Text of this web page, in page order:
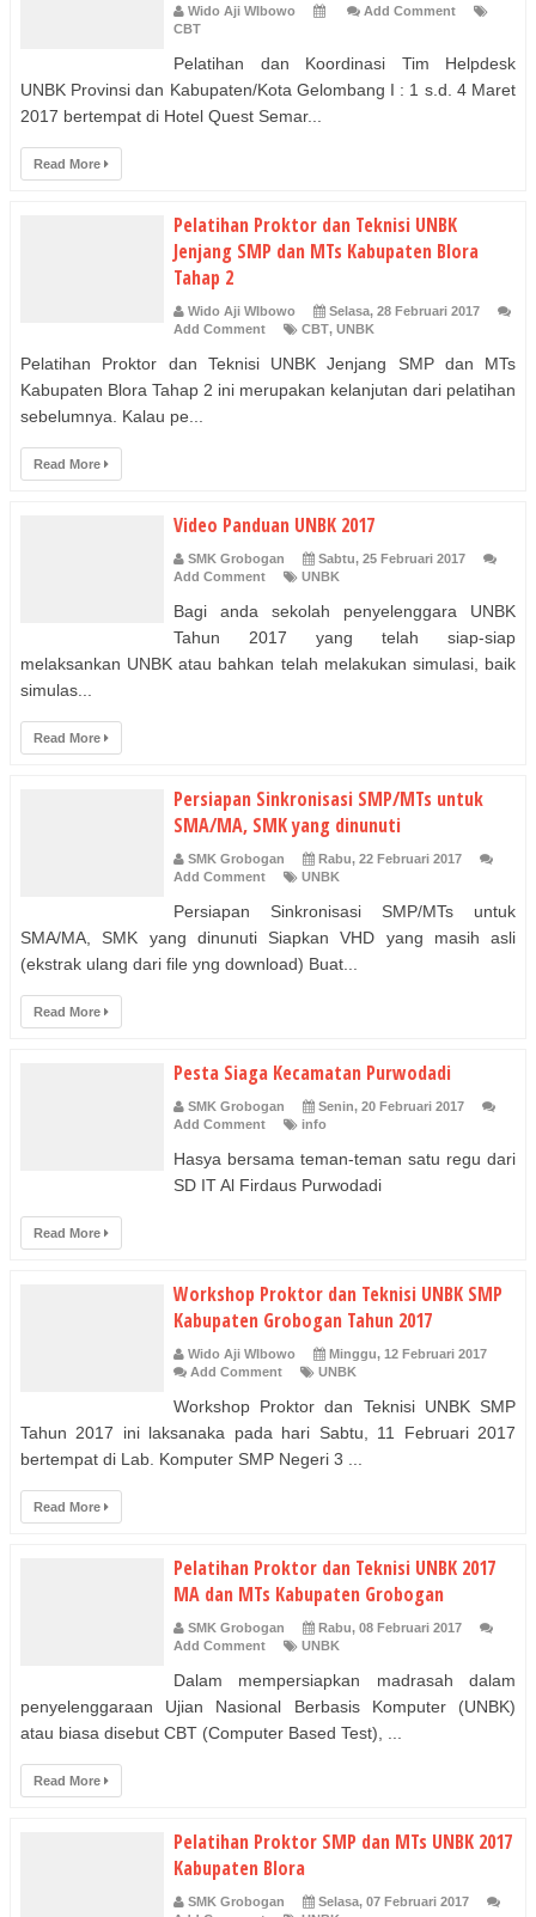
Wido Aji WIbowo
Add Comment
CBT
Pelatihan dan Koordinasi Tim Helpdesk
UNBK Provinsi dan Kabupaten/Kota Gelombang I : 1 s.d. 4 Maret
2017 bertempat di Hotel Quest Semar...
Read More
Pelatihan Proktor dan Teknisi UNBK
Jenjang SMP dan MTs Kabupaten Blora
Tahap 2
Wido Aji WIbowo
Selasa, 28 Februari 2017
Add Comment
CBT, UNBK
Pelatihan Proktor dan Teknisi UNBK Jenjang SMP dan MTs
Kabupaten Blora Tahap 2 ini merupakan kelanjutan dari pelatihan
sebelumnya. Kalau pe...
Read More
Video Panduan UNBK 2017
SMK Grobogan
Sabtu, 25 Februari 2017
Add Comment
UNBK
Bagi anda sekolah penyelenggara UNBK
Tahun 2017 yang telah siap-siap
melaksankan UNBK atau bahkan telah melakukan simulasi, baik
simulas...
Read More
Persiapan Sinkronisasi SMP/MTs untuk
SMA/MA, SMK yang dinunuti
SMK Grobogan
Rabu, 22 Februari 2017
Add Comment
UNBK
Persiapan Sinkronisasi SMP/MTs untuk
SMA/MA, SMK yang dinunuti Siapkan VHD yang masih asli
(ekstrak ulang dari file yng download) Buat...
Read More
Pesta Siaga Kecamatan Purwodadi
SMK Grobogan
Senin, 20 Februari 2017
Add Comment
info
Hasya bersama teman-teman satu regu dari
SD IT Al Firdaus Purwodadi
Read More
Workshop Proktor dan Teknisi UNBK SMP
Kabupaten Grobogan Tahun 2017
Wido Aji WIbowo
Minggu, 12 Februari 2017
Add Comment
UNBK
Workshop Proktor dan Teknisi UNBK SMP
Tahun 2017 ini laksanaka pada hari Sabtu, 11 Februari 2017
bertempat di Lab. Komputer SMP Negeri 3 ...
Read More
Pelatihan Proktor dan Teknisi UNBK 2017
MA dan MTs Kabupaten Grobogan
SMK Grobogan
Rabu, 08 Februari 2017
Add Comment
UNBK
Dalam mempersiapkan madrasah dalam
penyelenggaraan Ujian Nasional Berbasis Komputer (UNBK)
atau biasa disebut CBT (Computer Based Test), ...
Read More
Pelatihan Proktor SMP dan MTs UNBK 2017
Kabupaten Blora
SMK Grobogan
Selasa, 07 Februari 2017